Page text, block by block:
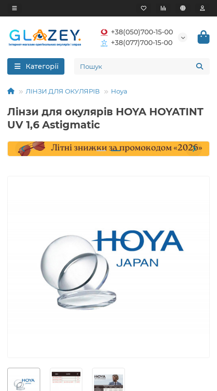
+38(050)700-15-00
+38(077)700-15-00
Категорії
ЛІНЗИ ДЛЯ ОКУЛЯРІВ Hoya
Лінзи для окулярів HOYA HOYATINT
UV 1,6 Astigmatic